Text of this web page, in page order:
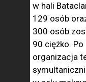
w hali
129 osób
300 osób
90 ciężko.
organizacja